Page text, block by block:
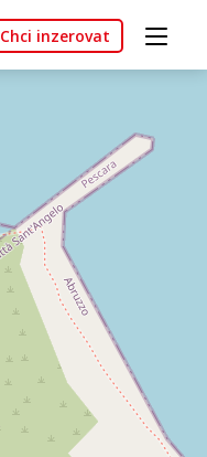
Chci inzerovat